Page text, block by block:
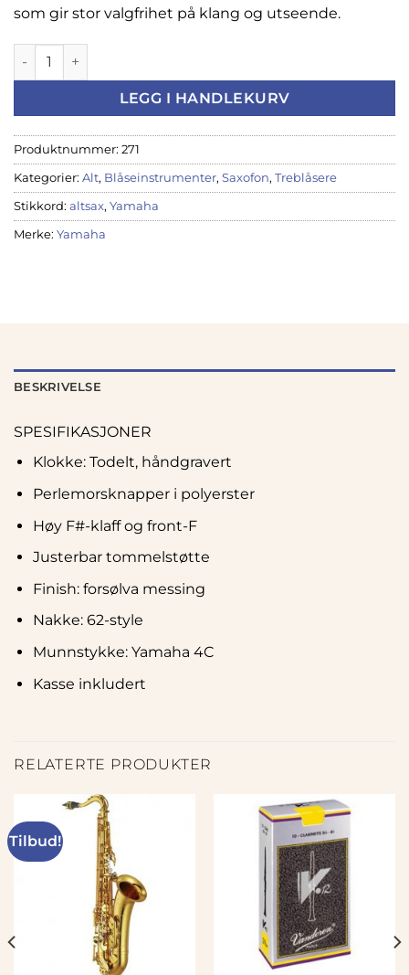
som gir stor valgfrihet på klang og utseende.
Yamaha YAS-62S Altsaxofon, Proffmodel, Sølv antall
LEGG I HANDLEKURV
Produktnummer: 271
Kategorier: Alt, Blåseinstrumenter, Saxofon, Treblåsere
Stikkord: altsax, Yamaha
Merke: Yamaha
BESKRIVELSE
SPESIFIKASJONER
Klokke: Todelt, håndgravert
Perlemorsknapper i polyerster
Høy F#-klaff og front-F
Justerbar tommelstøtte
Finish: forsølva messing
Nakke: 62-style
Munnstykke: Yamaha 4C
Kasse inkludert
RELATERTE PRODUKTER
Tilbud!